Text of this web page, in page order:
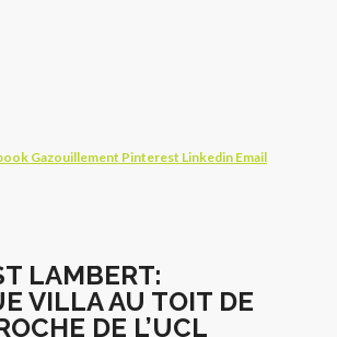
Gazouillement Pinterest Linkedin Email
LAMBERT:
VILLA AU TOIT DE
DE L’UCL